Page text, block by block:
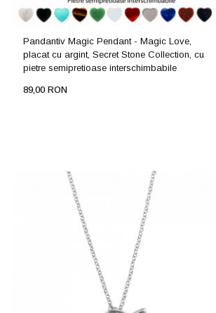
Pandantiv Magic Pendant - Magic Love,
placat cu argint, Secret Stone Collection, cu
pietre semipretioase interschimbabile
89,00 RON